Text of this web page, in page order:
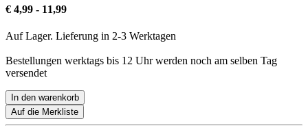
€ 4,99 - 11,99
Auf Lager. Lieferung in 2-3 Werktagen
Bestellungen werktags bis 12 Uhr werden noch am selben Tag
versendet
In den warenkorb
Auf die Merkliste